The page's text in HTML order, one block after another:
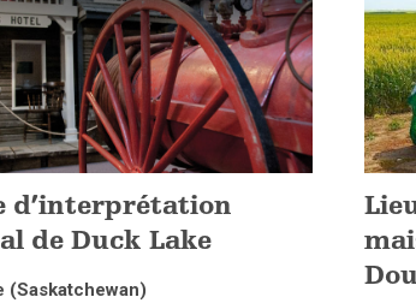
d’interprétation
de Duck Lake
(Saskatchewan)